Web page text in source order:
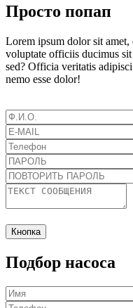
Просто попап
Lorem ipsum dolor sit amet,
voluptate officiis ducimus
sed? Officia veritatis
nemo esse dolor!
Кнопка
Подбор насоса